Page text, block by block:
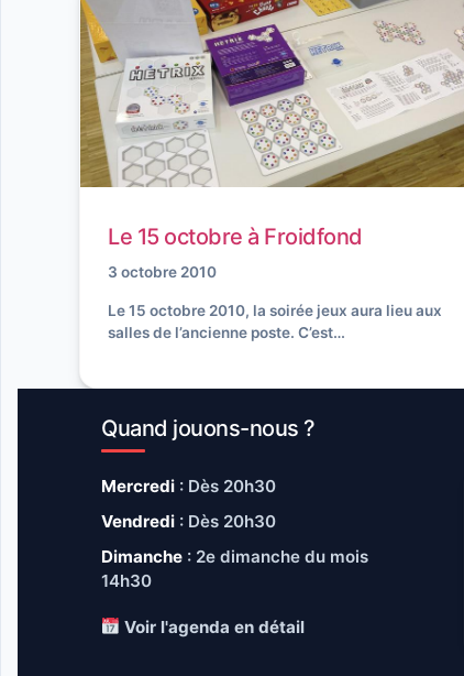
Le 15 octobre à Froidfond
3 octobre 2010
Le 15 octobre 2010, la soirée jeux aura lieu aux
salles de l’ancienne poste. C’est…
Quand jouons-nous ?
Mercredi : Dès 20h30
Vendredi : Dès 20h30
Dimanche : 2e dimanche du mois
14h30
Voir l'agenda en détail